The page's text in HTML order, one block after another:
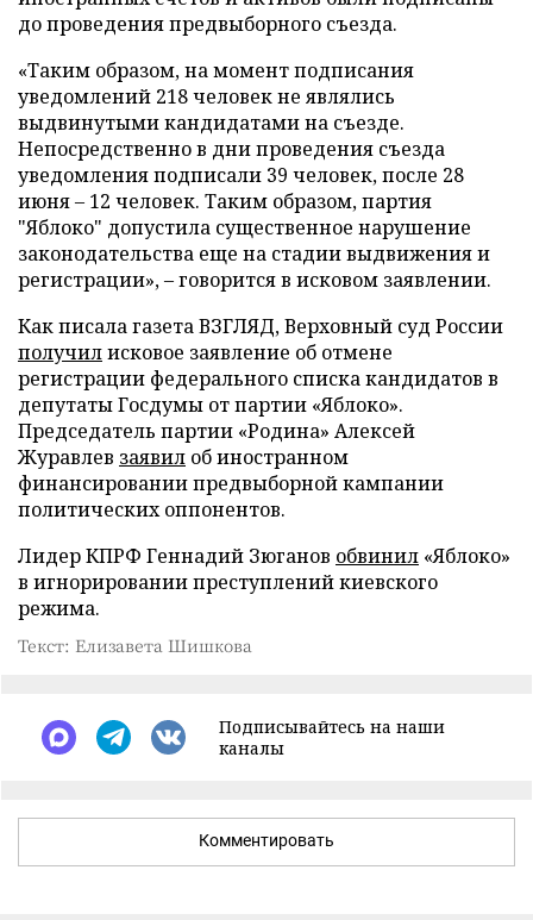
до проведения предвыборного съезда.
«Таким образом, на момент подписания
уведомлений 218 человек не являлись
выдвинутыми кандидатами на съезде.
Непосредственно в дни проведения съезда
уведомления подписали 39 человек, после 28
июня – 12 человек. Таким образом, партия
"Яблоко" допустила существенное нарушение
законодательства еще на стадии выдвижения и
регистрации», – говорится в исковом заявлении.
Как писала газета ВЗГЛЯД, Верховный суд России
получилисковое заявление об отмене
регистрации федерального списка кандидатов в
депутаты Госдумы от партии «Яблоко».
Председатель партии «Родина» Алексей
Журавлев заявил об иностранном
финансировании предвыборной кампании
политических оппонентов.
Лидер КПРФ Геннадий Зюганов обвинил «Яблоко»
в игнорировании преступлений киевского
режима.
Текст: Елизавета Шишкова
Подписывайтесь на наши
каналы
Комментировать